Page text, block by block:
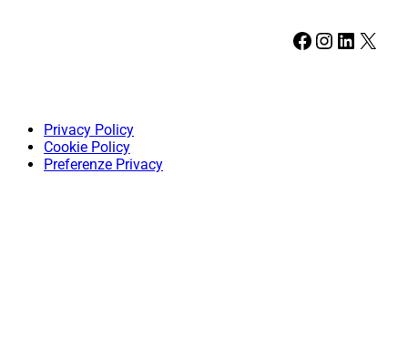
Facebook Instagram LinkedIn X
Privacy Policy
Cookie Policy
Preferenze Privacy